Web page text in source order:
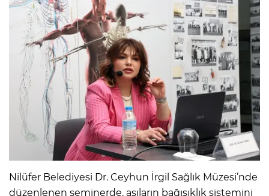
Nilüfer Belediyesi Dr. Ceyhun İrgil Sağlık Müzesi’nde
düzenlenen seminerde, aşıların bağışıklık sistemini